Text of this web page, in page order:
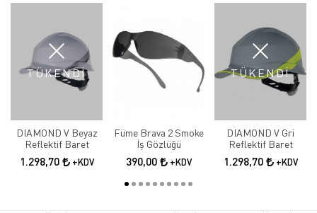
TÜKENDİ
DIAMOND V Beyaz
Reflektif Baret
1.298,70 +KDV
Füme Brava 2 Smoke
İş Gözlüğü
390,00 +KDV
TÜKENDİ
DIAMOND V Gri
Reflektif Baret
1.298,70 +KDV